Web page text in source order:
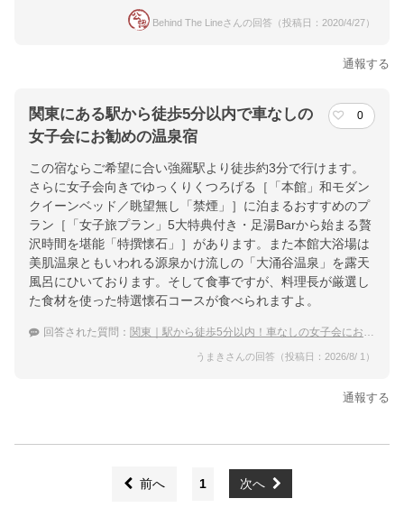
Behind The Lineさんの回答（投稿日：2020/4/27）
通報する
関東にある駅から徒歩5分以内で車なしの
女子会にお勧めの温泉宿
0
この宿ならご希望に合い強羅駅より徒歩約3分で行けます。
さらに女子会向きでゆっくりくつろげる［「本館」和モダン
クイーンベッド／眺望無し「禁煙」］に泊まるおすすめのプ
ラン［「女子旅プラン」5大特典付き・足湯Barから始まる贅
沢時間を堪能「特撰懐石」］があります。また本館大浴場は
美肌温泉ともいわれる源泉かけ流しの「大涌谷温泉」を露天
風呂にひいております。そして食事ですが、料理長が厳選し
た食材を使った特選懐石コースが食べられますよ。
回答された質問： 関東｜駅から徒歩5分以内！車なしの女子会におすすめの温泉宿は？
うまきさんの回答（投稿日：2026/8/ 1）
通報する
前へ 1 次へ